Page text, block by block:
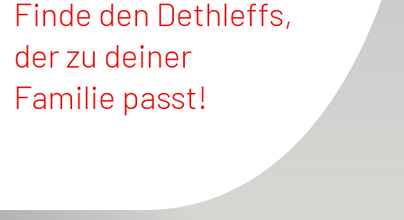
Finde den Dethleffs,
der zu deiner
Familie passt!